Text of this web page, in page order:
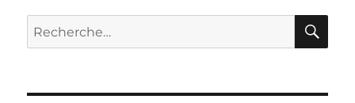
Recherche
pour :